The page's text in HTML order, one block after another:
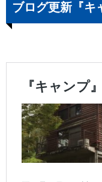
ブログ更新『キ